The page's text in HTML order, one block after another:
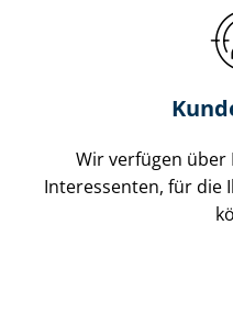
Wir verfügen
Interessenten, für die